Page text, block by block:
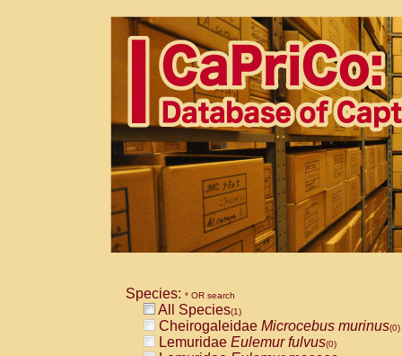
Species: * OR search
All Species(1)
Cheirogaleidae Microcebus murinus(0)
Lemuridae Eulemur fulvus(0)